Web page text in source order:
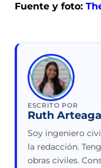
Fuente y foto:
ESCRITO POR
Ruth Arteaga
Soy ingeniero
la redacción.
obras civiles.